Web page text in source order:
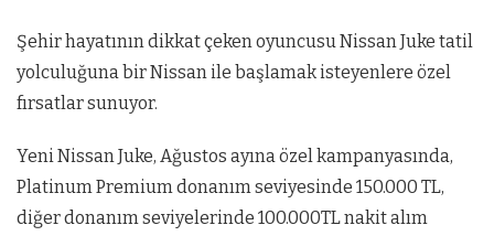
Şehir hayatının dikkat çeken oyuncusu Nissan Juke tatil
yolculuğuna bir Nissan ile başlamak isteyenlere özel
fırsatlar sunuyor.
Yeni Nissan Juke, Ağustos ayına özel kampanyasında,
Platinum Premium donanım seviyesinde 150.000 TL,
diğer donanım seviyelerinde 100.000TL nakit alım